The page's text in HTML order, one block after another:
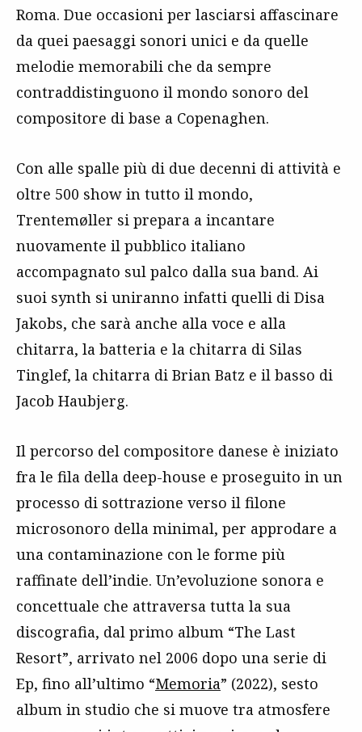
Roma. Due occasioni per lasciarsi affascinare
da quei paesaggi sonori unici e da quelle
melodie memorabili che da sempre
contraddistinguono il mondo sonoro del
compositore di base a Copenaghen.
Con alle spalle più di due decenni di attività e
oltre 500 show in tutto il mondo,
Trentemøller si prepara a incantare
nuovamente il pubblico italiano
accompagnato sul palco dalla sua band. Ai
suoi synth si uniranno infatti quelli di Disa
Jakobs, che sarà anche alla voce e alla
chitarra, la batteria e la chitarra di Silas
Tinglef, la chitarra di Brian Batz e il basso di
Jacob Haubjerg.
Il percorso del compositore danese è iniziato
fra le fila della deep-house e proseguito in un
processo di sottrazione verso il filone
microsonoro della minimal, per approdare a
una contaminazione con le forme più
raffinate dell’indie. Un’evoluzione sonora e
concettuale che attraversa tutta la sua
discografia, dal primo album “The Last
Resort”, arrivato nel 2006 dopo una serie di
Ep, fino all’ultimo “Memoria” (2022), sesto
album in studio che si muove tra atmosfere